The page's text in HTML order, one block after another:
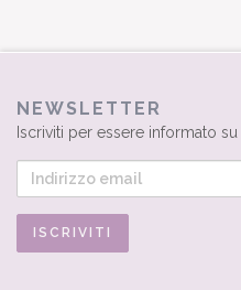
NEWSLETTER
Iscriviti per essere informato su